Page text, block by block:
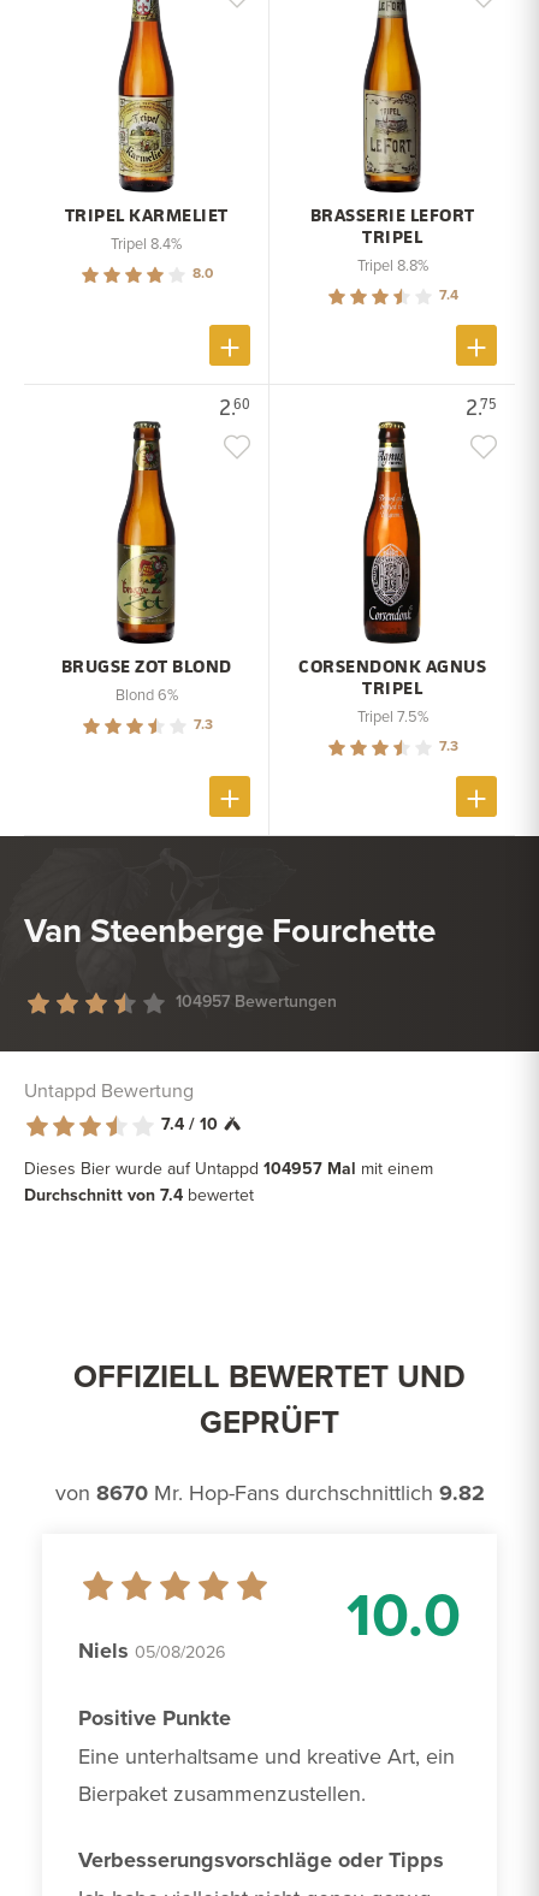
TRIPEL KARMELIET
Tripel 8.4%
8.0
BRASSERIE LEFORT
TRIPEL
Tripel 8.8%
7.4
2.60
BRUGSE ZOT BLOND
Blond 6%
7.3
2.75
CORSENDONK AGNUS
TRIPEL
Tripel 7.5%
7.3
Van Steenberge Fourchette
104957 Bewertungen
Untappd Bewertung
7.4 / 10
Dieses Bier wurde auf Untappd 104957 Mal mit einem
Durchschnitt von 7.4 bewertet
OFFIZIELL BEWERTET UND
GEPRÜFT
von 8670Mr. Hop-Fans durchschnittlich 9.82
10.0
Niels 05/08/2026
Positive Punkte
Eine unterhaltsame und kreative Art, ein
Bierpaket zusammenzustellen.
Verbesserungsvorschläge oder Tipps